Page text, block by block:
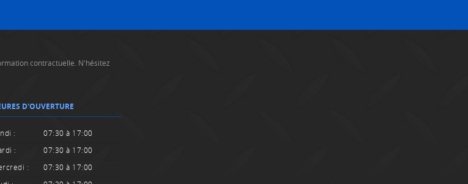
contractuelle. N'hésitez
D'OUVERTURE
:
07:30 à 17:00
:
07:30 à 17:00
:
07:30 à 17:00